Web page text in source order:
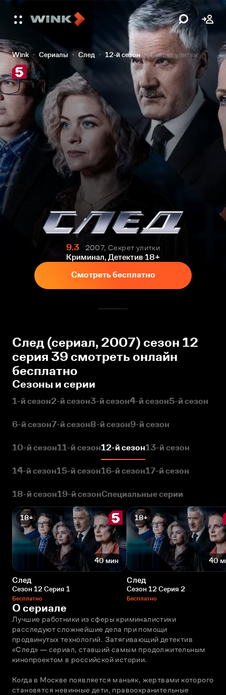
Wink Сериалы След 12-й сезон Секрет улитки
9.3
2007, Секрет улитки
Криминал, Детектив 18+
Смотреть бесплатно
След (сериал, 2007) сезон 12
серия 39 смотреть онлайн
бесплатно
Сезоны и серии
1-й сезон2-й сезон3-й сезон4-й сезон5-й сезон
6-й сезон7-й сезон8-й сезон9-й сезон
10-й сезон11-й сезон12-й сезон13-й сезон
14-й сезон15-й сезон16-й сезон17-й сезон
18-й сезон19-й сезонСпециальные серии
18+
40 мин
След
Сезон 12 Серия 1
Бесплатно
18+
40
След
Сезон 12 Серия 2
Бесплатно
О сериале
Лучшие работники из сферы криминалистики
расследуют сложнейшие дела при помощи
продвинутых технологий. Затягивающий детектив
«След» — сериал, ставший самым продолжительным
кинопроектом в российской истории.
Когда в Москве появляется маньяк, жертвами которого
становятся невинные дети, правоохранительные